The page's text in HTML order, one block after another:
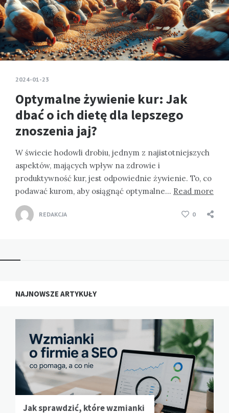
2024-01-23
Optymalne żywienie kur: Jak
dbać o ich dietę dla lepszego
znoszenia jaj?
W świecie hodowli drobiu, jednym z najistotniejszych
aspektów, mających wpływ na zdrowie i
produktywność kur, jest odpowiednie żywienie. To, co
podawać kurom, aby osiągnąć optymalne… Read more
REDAKCJA 0
NAJNOWSZE ARTYKUŁY
Jak sprawdzić, które wzmianki